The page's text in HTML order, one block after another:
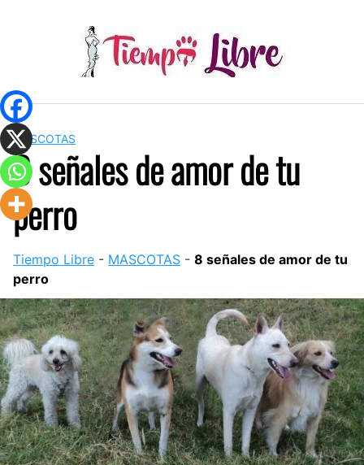
MASCOTAS
8 señales de amor de tu
perro
Tiempo Libre - MASCOTAS - 8 señales de amor de tu
perro